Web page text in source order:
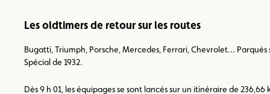
Les oldtimers de retour sur les routes
Bugatti, Triumph, Porsche, Mercedes, Ferrari, Chevrolet…
Spécial de 1932.
Dès 9 h 01, les équipages se sont lancés sur un itinéraire de